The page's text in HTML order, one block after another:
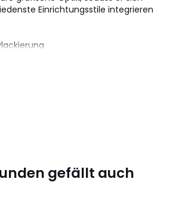
Einrichtungsstile integrieren
cm, 40 kggefällt auch